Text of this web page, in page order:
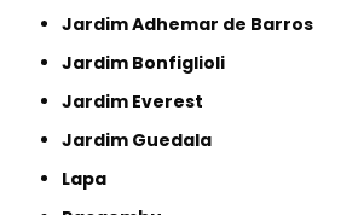
Jardim Adhemar de Barros
Jardim Bonfiglioli
Jardim Everest
Jardim Guedala
Lapa